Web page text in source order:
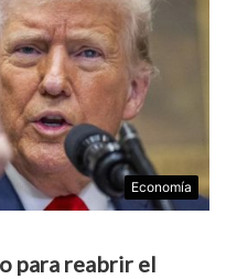
Economía
para reabrir el